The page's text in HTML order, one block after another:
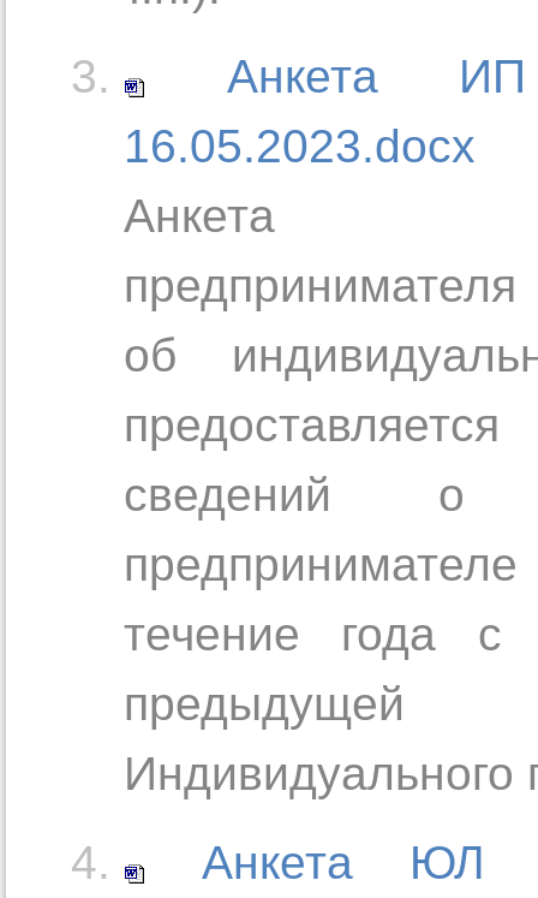
Анкета
16.05.2023.docx
Анкета
об
сведений о
течение года с
Индивидуального
Анкета ЮЛ